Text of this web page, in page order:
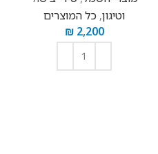
וטיגון, כל המוצרים
₪2,200